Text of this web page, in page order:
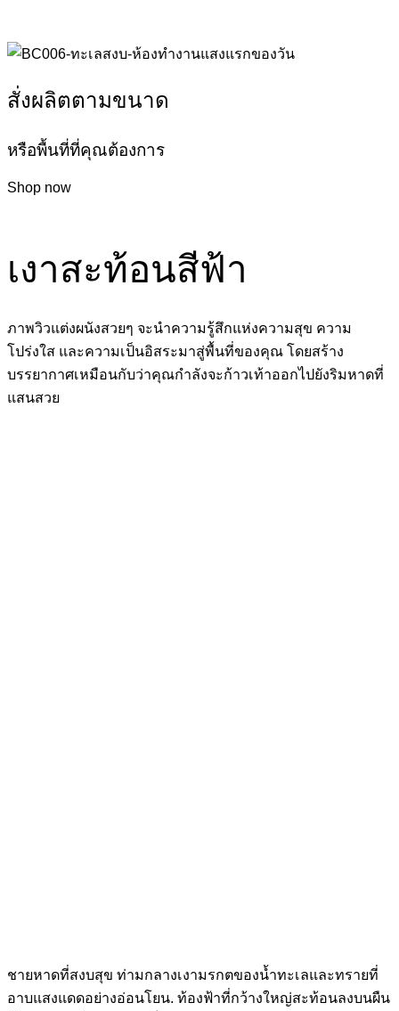
สั่งผลิตตามขนาด
หรือพื้นที่ที่คุณต้องการ
Shop now
เงาสะท้อนสีฟ้า
ภาพวิวแต่งผนังสวยๆ จะนำความรู้สึกแห่งความสุข ความ
โปร่งใส และความเป็นอิสระมาสู่พื้นที่ของคุณ โดยสร้าง
บรรยากาศเหมือนกับว่าคุณกำลังจะก้าวเท้าออกไปยังริมหาดที่
แสนสวย
ชายหาดที่สงบสุข ท่ามกลางเงามรกตของน้ำทะเลและทรายที่
อาบแสงแดดอย่างอ่อนโยน. ท้องฟ้าที่กว้างใหญ่สะท้อนลงบนผืน